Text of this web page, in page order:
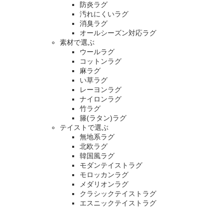
防炎ラグ
汚れにくいラグ
消臭ラグ
オールシーズン対応ラグ
素材で選ぶ
ウールラグ
コットンラグ
麻ラグ
い草ラグ
レーヨンラグ
ナイロンラグ
竹ラグ
籐(ラタン)ラグ
テイストで選ぶ
無地系ラグ
北欧ラグ
韓国風ラグ
モダンテイストラグ
モロッカンラグ
メダリオンラグ
クラシックテイストラグ
エスニックテイストラグ